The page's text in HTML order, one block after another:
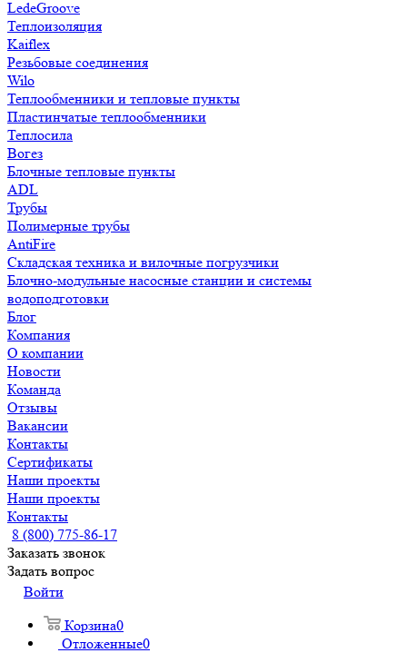
LedeGroove
Теплоизоляция
Kaiflex
Резьбовые соединения
Wilo
Теплообменники и тепловые пункты
Пластинчатые теплообменники
Теплосила
Вогез
Блочные тепловые пункты
ADL
Трубы
Полимерные трубы
AntiFire
Складская техника и вилочные погрузчики
Блочно-модульные насосные станции и системы
водоподготовки
Блог
Компания
О компании
Новости
Команда
Отзывы
Вакансии
Контакты
Сертификаты
Наши проекты
Наши проекты
Контакты
8 (800) 775-86-17
Заказать звонок
Задать вопрос
Войти
Корзина0
Отложенные0